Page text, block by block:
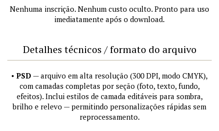
Nenhuma inscrição. Nenhum custo oculto. Pronto para uso
imediatamente após o download.
Detalhes técnicos / formato do arquivo
• PSD — arquivo em alta resolução (300 DPI, modo CMYK),
com camadas completas por seção (foto, texto, fundo,
efeitos). Inclui estilos de camada editáveis para sombra,
brilho e relevo — permitindo personalizações rápidas sem
reprocessamento.